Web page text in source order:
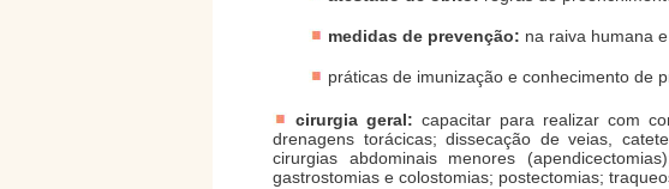
medidas de prevenção: na raiva humana
práticas de imunização e conhecimento de
cirurgia geral: capacitar para realizar com
drenagens torácicas; dissecação de veias,
cirurgias abdominais menores
gastrostomias e colostomias; postectomias;